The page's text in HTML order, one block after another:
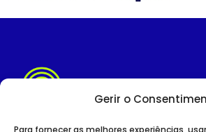
Gerir o
Para fornecer as melhores experiências,